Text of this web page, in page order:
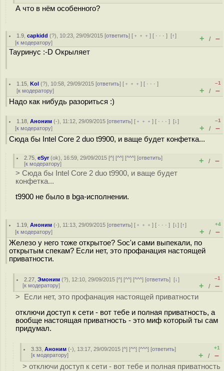
А что в нём особенного?
1.9 ,capkidd (?), 10:23, 29/09/2015 [ответить] [ ﹢﹢﹢] [ · · ·][↑]
[к модератору] + / –
Тауринус :-D Окрыляет
1.15 ,Kol (?), 10:58, 29/09/2015 [ответить] [ ﹢﹢﹢] [ · · ·]
[к модератору]
–1
+ / –
Надо как нибудь разориться :)
1.18 ,Аноним (-), 11:12, 29/09/2015 [ответить] [ ﹢﹢﹢] [ · · ·][↓]
[к модератору]
–1
+ / –
Сюда бы Intel Core 2 duo t9900, и ваще будет конфетка...
2.75 ,eSyr(ok), 16:59, 29/09/2015 [^] [^^] [^^^] [ответить]
[к модератору] + / –
> Сюда бы Intel Core 2 duo t9900, и ваще будет
конфетка...
t9900 не было в bga-исполнении.
1.19 ,Аноним (-), 11:13, 29/09/2015 [ответить] [ ﹢﹢﹢] [ · · ·][↓] [↑]
[к модератору]
+4
+ / –
Железо у него тоже открытое? Soc'и сами выпекали, по
открытым спекам? Если нет, это профанация настоящей
приватности.
2.27 ,Эмоним (?), 12:10, 29/09/2015 [^] [^^] [^^^] [ответить][↓]
[к модератору]
–1
+ / –
> Если нет, это профанация настоящей приватности
отключи доступ к сети - вот тебе и полная приватность, а
вообще настоящая приватность - это миф который ты сам
придумал.
3.33 ,Аноним (-), 13:17, 29/09/2015 [^] [^^] [^^^] [ответить]
[к модератору]
+1
+ / –
> отключи доступ к сети - вот тебе и полная приватность